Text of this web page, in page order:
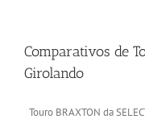
Comparativos de
Girolando
Touro BRAXTON da